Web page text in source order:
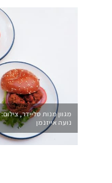
מגוון מנות סליידר, צילום:
נועה אייזנמן